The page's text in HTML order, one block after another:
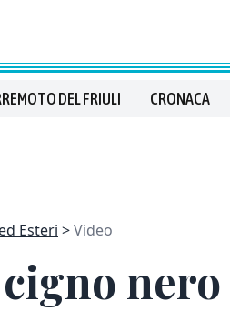
DEL FRIULI CRONACA
Esteri Video